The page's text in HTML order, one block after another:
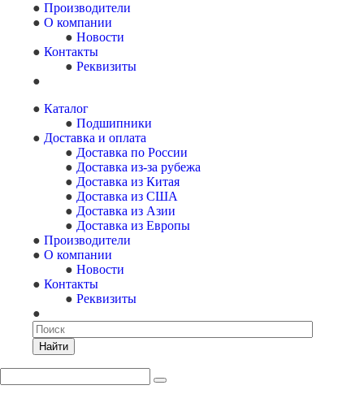
Производители
О компании
Новости
Контакты
Реквизиты
Каталог
Подшипники
Доставка и оплата
Доставка по России
Доставка из-за рубежа
Доставка из Китая
Доставка из США
Доставка из Азии
Доставка из Европы
Производители
О компании
Новости
Контакты
Реквизиты
Найти